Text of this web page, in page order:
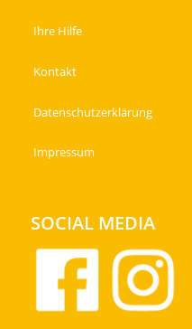
Ihre Hilfe
Kontakt
Datenschutzerklärung
Impressum
SOCIAL MEDIA